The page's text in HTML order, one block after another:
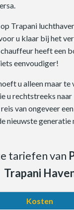
Trapani
u klaar bij het
heeft een
eenvoudiger!
u alleen maar te
u rechtstreeks
van ongeveer
nieuwste
tariefen van
Trapani
Kosten